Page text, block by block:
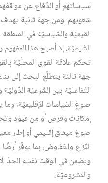
سياساتهم أو الدّفاع عن
شعوبهم، ومن جهة ثانية يهدف
القيميّة والسّياسيّة في
الشّرعيّة، إذ أصبح هذا المفهوم
تحكم علاقة القوى المحلّيّة
جهة ثالثة يتطلّع البحث إلى
التّفاعليّة بين الشّرعيّة
صوغ السّياسات الإقليميّة،
إمكانات وفرص أو من قيود
صوغ ميثاق إقليمي أو إطار
النّزاع والتّفاوض، بما يوفّر
ويضمن في الوقت نفسه الحدّ
والمشروعيّة.